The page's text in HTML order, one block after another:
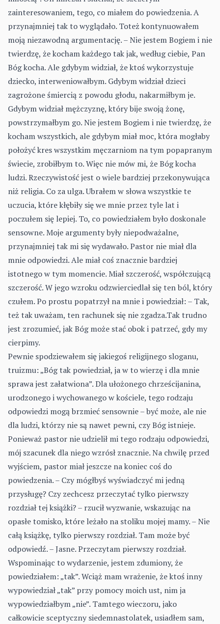
zainteresowaniem, tego, co miałem do powiedzenia. A
przynajmniej tak to wyglądało. Toteż kontynuowałem
moją niezawodną argumentację. – Nie jestem Bogiem i nie
twierdzę, że kocham każdego tak jak, według ciebie, Pan
Bóg kocha. Ale gdybym widział, że ktoś wykorzystuje
dziecko, interweniowałbym. Gdybym widział dzieci
zagrożone śmiercią z powodu głodu, nakarmiłbym je.
Gdybym widział mężczyznę, który bije swoją żonę,
powstrzymałbym go. Nie jestem Bogiem i nie twierdzę, że
kocham wszystkich, ale gdybym miał moc, która mogłaby
położyć kres wszystkim męczarniom na tym popapranym
świecie, zrobiłbym to. Więc nie mów mi, że Bóg kocha
ludzi. Rzeczywistość jest o wiele bardziej przekonywująca
niż religia. Co za ulga. Ubrałem w słowa wszystkie te
uczucia, które kłębiły się we mnie przez tyle lat i
poczułem się lepiej. To, co powiedziałem było doskonale
sensowne. Moje argumenty były niepodważalne,
przynajmniej tak mi się wydawało. Pastor nie miał dla
mnie odpowiedzi. Ale miał coś znacznie bardziej
istotnego w tym momencie. Miał szczerość, współczującą
szczerość. W jego wzroku odzwierciedlał się ten ból, który
czułem. Po prostu popatrzył na mnie i powiedział: – Tak,
też tak uważam, ten rachunek się nie zgadza.Tak trudno
jest zrozumieć, jak Bóg może stać obok i patrzeć, gdy my
cierpimy.
Pewnie spodziewałem się jakiegoś religijnego sloganu,
truizmu: „Bóg tak powiedział, ja w to wierzę i dla mnie
sprawa jest załatwiona”. Dla ułożonego chrześcijanina,
urodzonego i wychowanego w kościele, tego rodzaju
odpowiedzi mogą brzmieć sensownie – być może, ale nie
dla ludzi, którzy nie są nawet pewni, czy Bóg istnieje.
Ponieważ pastor nie udzielił mi tego rodzaju odpowiedzi,
mój szacunek dla niego wzrósł znacznie. Na chwilę przed
wyjściem, pastor miał jeszcze na koniec coś do
powiedzenia. – Czy mógłbyś wyświadczyć mi jedną
przysługę? Czy zechcesz przeczytać tylko pierwszy
rozdział tej książki? – rzucił wyzwanie, wskazując na
opasłe tomisko, które leżało na stoliku mojej mamy. – Nie
całą książkę, tylko pierwszy rozdział. Tam może być
odpowiedź. – Jasne. Przeczytam pierwszy rozdział.
Wspominając to wydarzenie, jestem zdumiony, że
powiedziałem: „tak”. Wciąż mam wrażenie, że ktoś inny
wypowiedział „tak” przy pomocy moich ust, nim ja
wypowiedziałbym „nie”. Tamtego wieczoru, jako
całkowicie sceptyczny siedemnastolatek, usiadłem sam,